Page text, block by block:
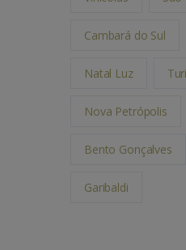
Cambará do Sul
Natal Luz
Nova Petrópolis
Bento Gonçalves
Garibaldi